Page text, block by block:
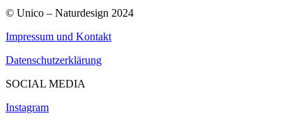
© Unico – Naturdesign 2024
Impressum und Kontakt
Datenschutzerklärung
SOCIAL MEDIA
Instagram